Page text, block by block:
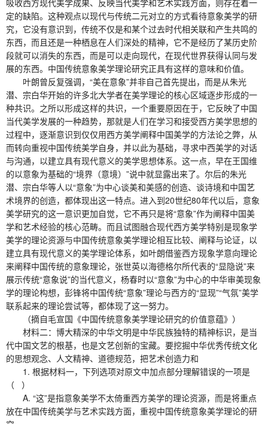
定的缺陷。这种观点以现代与传统二元对立的方式看待意象美学的研
究，它没有意识到，传统不仅是和某个过去时代相关联和产生共鸣的
东西，而且还是一种栖息在人们深处的精神，它不是经历了某历史阶
段就可以消失的东西，而是可以走向现代，在现代世界获得认同与发
展的东西。中国传统意象美学理论研究正具有这样的意味和价值。
叶朗曾反复强调，“美在意象”并非自己首先提出，而是从朱光
潜、宗白华开始的许多北大学者在美学理论的核心区域逐步形成的一
种共识。之所以形成这样的共识，一个重要原因在于，它反映了中国
当代美学发展的一种趋势，那就是人们在学习和接受西方美学思想的
过程中，逐渐意识到仅仅用西方美学阐释中国美学的方法论之弊，从
而转向重视中国传统美学自身，并以此为基础，寻求中西美学的对话
与沟通，以建立具有现代意义的美学思想体系。这一点，早在王国维
的以意象为基础的“境界（意境）”说中就显露出来了。尔后的朱光
潜、宗白华等人以“意象”为中心谈美和美感的创造、谈诗境和中国艺
术境界的创造，都体现出这一特点。进入到20世纪80年代以后，意象
美学研究的这一意识更加自觉，它不再只是将“意象”作为阐释中国美
学和艺术经验的核心范畴。而且试图融合现代西方美学特别是现象学
美学的理论资源与中国传统意象美学理论相互比较、阐释与论证，以
建立具有现代意义的美学理论体系，如叶朗借鉴西方现象学意向理论
来阐释中国传统的意象理论，张世英以海德格尔所代表的“显隐说”来
展示传统“意象说”的当代意义，杨春时以“意象”为中心的中华审美现象
学的理论构想，彭锋将中国传统“意象”理论与西方的“显现”“气氛”美学
联系起来的理论尝试等，都体现了这一努力。
（摘自毛宣国《中国传统意象美学理论研究的价值意蕴》）
材料二：博大精深的中华文明是中华民族独特的精神标识，是当
代中国文艺的根基，也是文艺创新的宝藏。要挖掘中华优秀传统文化
的思想观念、人文精神、道德规范，把艺术创造力和
1. 根据材料一，下列选项对原文中加点部分理解错误的一项是
（ ）
A. “这”是指意象美学不太倚重西方美学的理论资源，而是将重点
放在中国传统美学与艺术实践方面，重视中国传统意象美学理论的研